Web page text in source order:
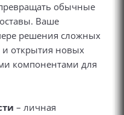
обычные
Ваше
решения сложных
и открытия новых
компонентами для
– личная